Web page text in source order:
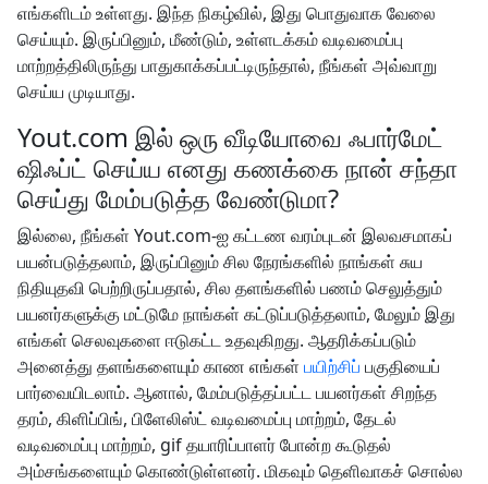
எங்களிடம் உள்ளது. இந்த நிகழ்வில், இது பொதுவாக வேலை
செய்யும். இருப்பினும், மீண்டும், உள்ளடக்கம் வடிவமைப்பு
மாற்றத்திலிருந்து பாதுகாக்கப்பட்டிருந்தால், நீங்கள் அவ்வாறு
செய்ய முடியாது.
Yout.com இல் ஒரு வீடியோவை ஃபார்மேட்
ஷிஃப்ட் செய்ய எனது கணக்கை நான் சந்தா
செய்து மேம்படுத்த வேண்டுமா?
இல்லை, நீங்கள் Yout.com-ஐ கட்டண வரம்புடன் இலவசமாகப்
பயன்படுத்தலாம், இருப்பினும் சில நேரங்களில் நாங்கள் சுய
நிதியுதவி பெற்றிருப்பதால், சில தளங்களில் பணம் செலுத்தும்
பயனர்களுக்கு மட்டுமே நாங்கள் கட்டுப்படுத்தலாம், மேலும் இது
எங்கள் செலவுகளை ஈடுகட்ட உதவுகிறது. ஆதரிக்கப்படும்
அனைத்து தளங்களையும் காண எங்கள் பயிற்சிப் பகுதியைப்
பார்வையிடலாம். ஆனால், மேம்படுத்தப்பட்ட பயனர்கள் சிறந்த
தரம், கிளிப்பிங், பிளேலிஸ்ட் வடிவமைப்பு மாற்றம், தேடல்
வடிவமைப்பு மாற்றம், gif தயாரிப்பாளர் போன்ற கூடுதல்
அம்சங்களையும் கொண்டுள்ளனர். மிகவும் தெளிவாகச் சொல்ல